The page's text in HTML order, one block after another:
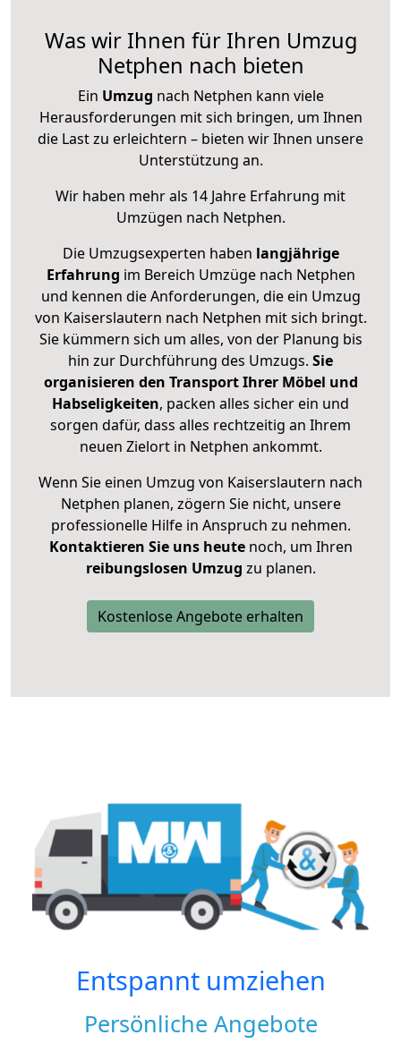
Was wir Ihnen für Ihren Umzug
Netphen nach bieten
Ein Umzug nach Netphen kann viele
Herausforderungen mit sich bringen, um Ihnen
die Last zu erleichtern – bieten wir Ihnen unsere
Unterstützung an.
Wir haben mehr als 14 Jahre Erfahrung mit
Umzügen nach Netphen.
Die Umzugsexperten haben langjährige
Erfahrung im Bereich Umzüge nach Netphen
und kennen die Anforderungen, die ein Umzug
von Kaiserslautern nach Netphen mit sich bringt.
Sie kümmern sich um alles, von der Planung bis
hin zur Durchführung des Umzugs. Sie
organisieren den Transport Ihrer Möbel und
Habseligkeiten, packen alles sicher ein und
sorgen dafür, dass alles rechtzeitig an Ihrem
neuen Zielort in Netphen ankommt.
Wenn Sie einen Umzug von Kaiserslautern nach
Netphen planen, zögern Sie nicht, unsere
professionelle Hilfe in Anspruch zu nehmen.
Kontaktieren Sie uns heutenoch, um Ihren
reibungslosen Umzug zu planen.
Kostenlose Angebote erhalten
Entspannt umziehen
Persönliche Angebote